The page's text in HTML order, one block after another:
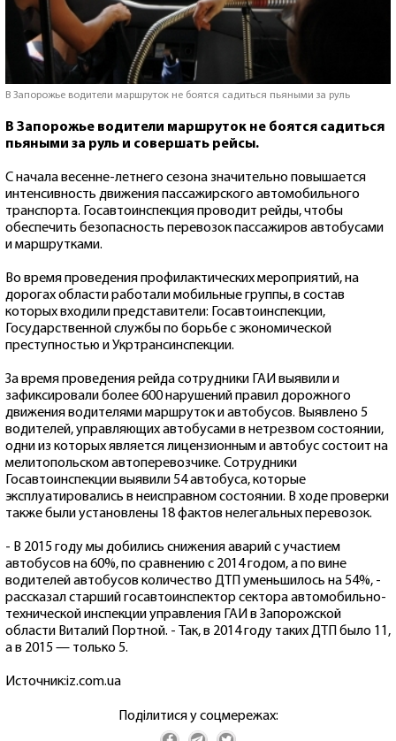
В Запорожье водители маршруток не боятся садиться пьяными за руль
В Запорожье водители маршруток не боятся садиться
пьяными за руль и совершать рейсы.
С начала весенне-летнего сезона значительно повышается
интенсивность движения пассажирского автомобильного
транспорта. Госавтоинспекция проводит рейды, чтобы
обеспечить безопасность перевозок пассажиров автобусами
и маршрутками.
Во время проведения профилактических мероприятий, на
дорогах области работали мобильные группы, в состав
которых входили представители: Госавтоинспекции,
Государственной службы по борьбе с экономической
преступностью и Укртрансинспекции.
За время проведения рейда сотрудники ГАИ выявили и
зафиксировали более 600 нарушений правил дорожного
движения водителями маршруток и автобусов. Выявлено 5
водителей, управляющих автобусами в нетрезвом состоянии,
одни из которых является лицензионным и автобус состоит на
мелитопольском автоперевозчике. Сотрудники
Госавтоинспекции выявили 54 автобуса, которые
эксплуатировались в неисправном состоянии. В ходе проверки
также были установлены 18 фактов нелегальных перевозок.
- В 2015 году мы добились снижения аварий с участием
автобусов на 60%, по сравнению с 2014 годом, а по вине
водителей автобусов количество ДТП уменьшилось на 54%, -
рассказал старший госавтоинспектор сектора автомобильно-
технической инспекции управления ГАИ в Запорожской
области Виталий Портной. - Так, в 2014 году таких ДТП было 11,
а в 2015 — только 5.
Источник:iz.com.ua
Поділитися у соцмережах: